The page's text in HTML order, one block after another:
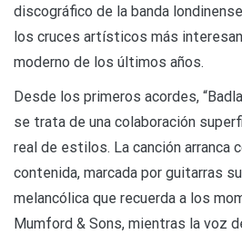
discográfico de la banda
los cruces artísticos más
moderno de los últimos años.
Desde los primeros acordes,
se trata de una colaboración
real de estilos. La canción arranca
contenida, marcada por guitarras
melancólica que recuerda a los
Mumford & Sons, mientras la voz